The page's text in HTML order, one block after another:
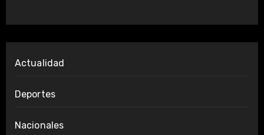
Actualidad
Deportes
Nacionales